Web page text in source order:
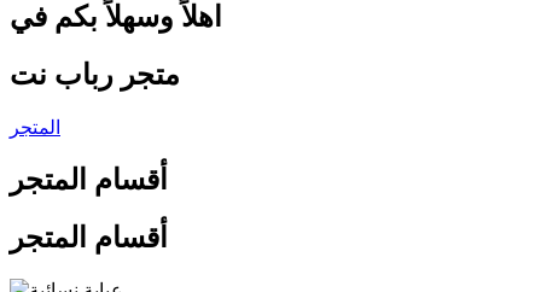
اهلاً وسهلاً بكم في
متجر رباب نت
المتجر
أقسام المتجر
أقسام المتجر